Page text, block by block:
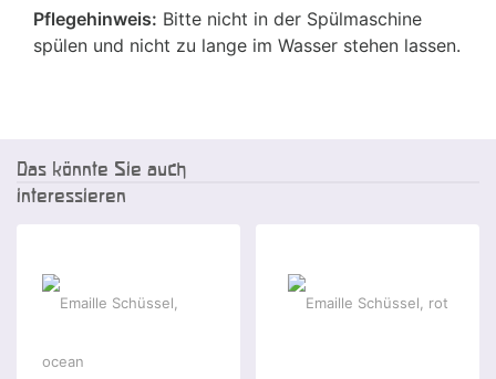
Pflegehinweis: Bitte nicht in der Spülmaschine
spülen und nicht zu lange im Wasser stehen lassen.
Das könnte Sie auch
interessieren